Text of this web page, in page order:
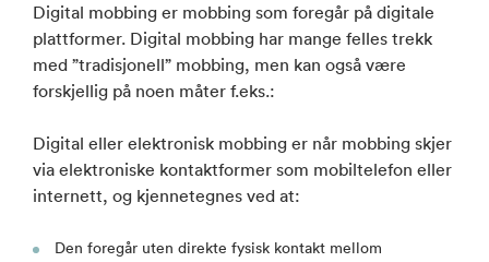
Digital mobbing er mobbing som foregår på digitale
plattformer. Digital mobbing har mange felles trekk
med ”tradisjonell” mobbing, men kan også være
forskjellig på noen måter f.eks.:
Digital eller elektronisk mobbing er når mobbing skjer
via elektroniske kontaktformer som mobiltelefon eller
internett, og kjennetegnes ved at:
Den foregår uten direkte fysisk kontakt mellom